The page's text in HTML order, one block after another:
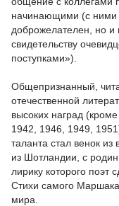
начинающими (с ними
доброжелателен, но и
свидетельству
поступками»).
Общепризнанный,
отечественной
высоких наград
1942, 1946, 1949,
таланта стал венок
из Шотландии, с
лирику которого поэт
Стихи самого
мира.